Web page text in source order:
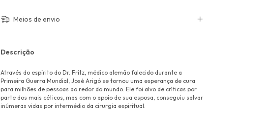
Meios de envio
Descrição
Através do espírito do Dr. Fritz, médico alemão falecido durante a
Primeira Guerra Mundial, José Arigó se tornou uma esperança de cura
para milhões de pessoas ao redor do mundo. Ele foi alvo de críticas por
parte dos mais céticos, mas com o apoio de sua esposa, conseguiu salvar
inúmeras vidas por intermédio da cirurgia espiritual.